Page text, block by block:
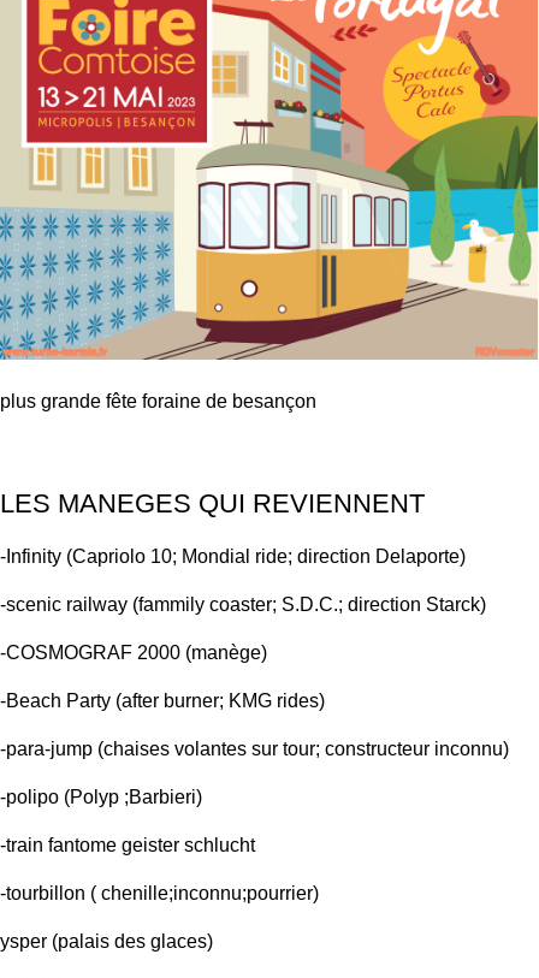
plus grande fête foraine de besançon
LES MANEGES QUI REVIENNENT
-Infinity (Capriolo 10; Mondial ride; direction Delaporte)
-scenic railway (fammily coaster; S.D.C.; direction Starck)
-COSMOGRAF 2000 (manège)
-Beach Party (after burner; KMG rides)
-para-jump (chaises volantes sur tour; constructeur inconnu)
-polipo (Polyp ;Barbieri)
-train fantome geister schlucht
-tourbillon ( chenille;inconnu;pourrier)
ysper (palais des glaces)